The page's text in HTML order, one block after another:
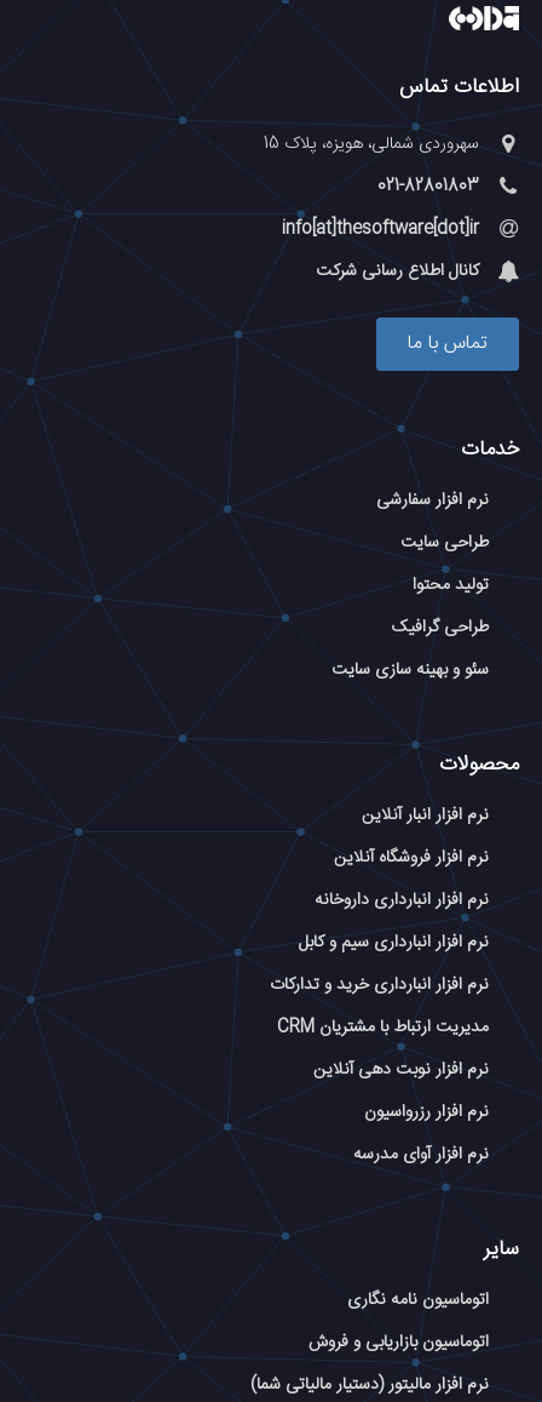
اطلاعات تماس
سهروردی شمالی، هویزه، پلاک 15
021-82801803
info[at]thesoftware[dot]ir
کانال اطلاع رسانی شرکت
تماس با ما
خدمات
نرم افزار سفارشی
طراحی سایت
تولید محتوا
طراحی گرافیک
سئو و بهینه سازی سایت
محصولات
نرم افزار انبار آنلاین
نرم افزار فروشگاه آنلاین
نرم افزار انبارداری داروخانه
نرم افزار انبارداری سیم و کابل
نرم افزار انبارداری خرید و تدارکات
مدیریت ارتباط با مشتریان CRM
نرم افزار نوبت دهی آنلاین
نرم افزار رزرواسیون
نرم افزار آوای مدرسه
سایر
اتوماسیون نامه نگاری
اتوماسیون بازاریابی و فروش
نرم افزار مالیتور (دستیار مالیاتی شما)